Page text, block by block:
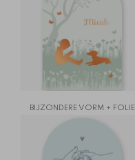
BIJZONDERE VORM + FOLIE